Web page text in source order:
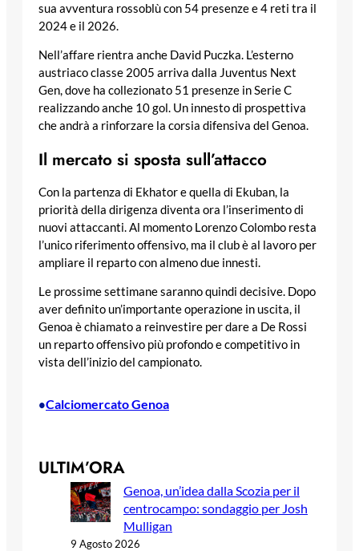
sua avventura rossoblù con 54 presenze e 4 reti tra il
2024 e il 2026.
Nell’affare rientra anche David Puczka. L’esterno
austriaco classe 2005 arriva dalla Juventus Next
Gen, dove ha collezionato 51 presenze in Serie C
realizzando anche 10 gol. Un innesto di prospettiva
che andrà a rinforzare la corsia difensiva del Genoa.
Il mercato si sposta sull’attacco
Con la partenza di Ekhator e quella di Ekuban, la
priorità della dirigenza diventa ora l’inserimento di
nuovi attaccanti. Al momento Lorenzo Colombo resta
l’unico riferimento offensivo, ma il club è al lavoro per
ampliare il reparto con almeno due innesti.
Le prossime settimane saranno quindi decisive. Dopo
aver definito un’importante operazione in uscita, il
Genoa è chiamato a reinvestire per dare a De Rossi
un reparto offensivo più profondo e competitivo in
vista dell’inizio del campionato.
•Calciomercato Genoa
ULTIM’ORA
Genoa, un’idea dalla Scozia per il
centrocampo: sondaggio per Josh
Mulligan
9 Agosto 2026